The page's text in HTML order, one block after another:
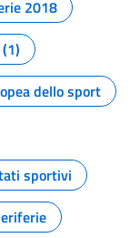
2018
dello sport
sportivi